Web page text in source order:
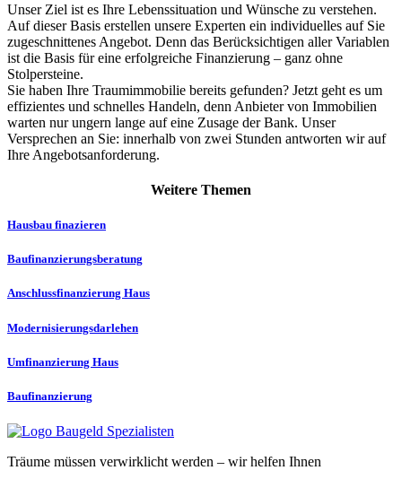
Unser Ziel ist es Ihre Lebenssituation und Wünsche zu verstehen.
Auf dieser Basis erstellen unsere Experten ein individuelles auf Sie
zugeschnittenes Angebot. Denn das Berücksichtigen aller Variablen
ist die Basis für eine erfolgreiche Finanzierung – ganz ohne
Stolpersteine.
Sie haben Ihre Traumimmobilie bereits gefunden? Jetzt geht es um
effizientes und schnelles Handeln, denn Anbieter von Immobilien
warten nur ungern lange auf eine Zusage der Bank. Unser
Versprechen an Sie: innerhalb von zwei Stunden antworten wir auf
Ihre Angebotsanforderung.
Weitere Themen
Hausbau finazieren
Baufinanzierungs­­beratung
Anschlussfinanzierung Haus
Modernisierungs­darlehen
Umfinanzierung Haus
Baufinanzierung
Träume müssen verwirklicht werden – wir helfen Ihnen